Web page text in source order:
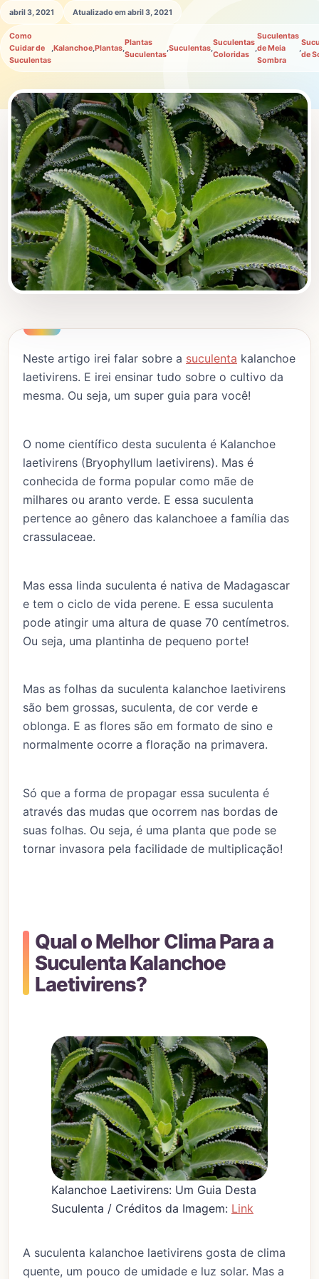
abril 3, 2021 Atualizado em abril 3, 2021
Como
Cuidar de
Suculentas
,Kalanchoe,Plantas,
Plantas
Suculentas
,Suculentas,
Suculentas
Coloridas
,
Suculentas
de Meia
Sombra
,
de
Neste artigo irei falar sobre a suculenta kalanchoe
laetivirens. E irei ensinar tudo sobre o cultivo da
mesma. Ou seja, um super guia para você!
O nome científico desta suculenta é Kalanchoe
laetivirens (Bryophyllum laetivirens). Mas é
conhecida de forma popular como mãe de
milhares ou aranto verde. E essa suculenta
pertence ao gênero das kalanchoee a família das
crassulaceae.
Mas essa linda suculenta é nativa de Madagascar
e tem o ciclo de vida perene. E essa suculenta
pode atingir uma altura de quase 70 centímetros.
Ou seja, uma plantinha de pequeno porte!
Mas as folhas da suculenta kalanchoe laetivirens
são bem grossas, suculenta, de cor verde e
oblonga. E as flores são em formato de sino e
normalmente ocorre a floração na primavera.
Só que a forma de propagar essa suculenta é
através das mudas que ocorrem nas bordas de
suas folhas. Ou seja, é uma planta que pode se
tornar invasora pela facilidade de multiplicação!
Qual o Melhor Clima Para a
Suculenta Kalanchoe
Laetivirens?
Kalanchoe Laetivirens: Um Guia Desta
Suculenta / Créditos da Imagem: Link
A suculenta kalanchoe laetivirens gosta de clima
quente, um pouco de umidade e luz solar. Mas a